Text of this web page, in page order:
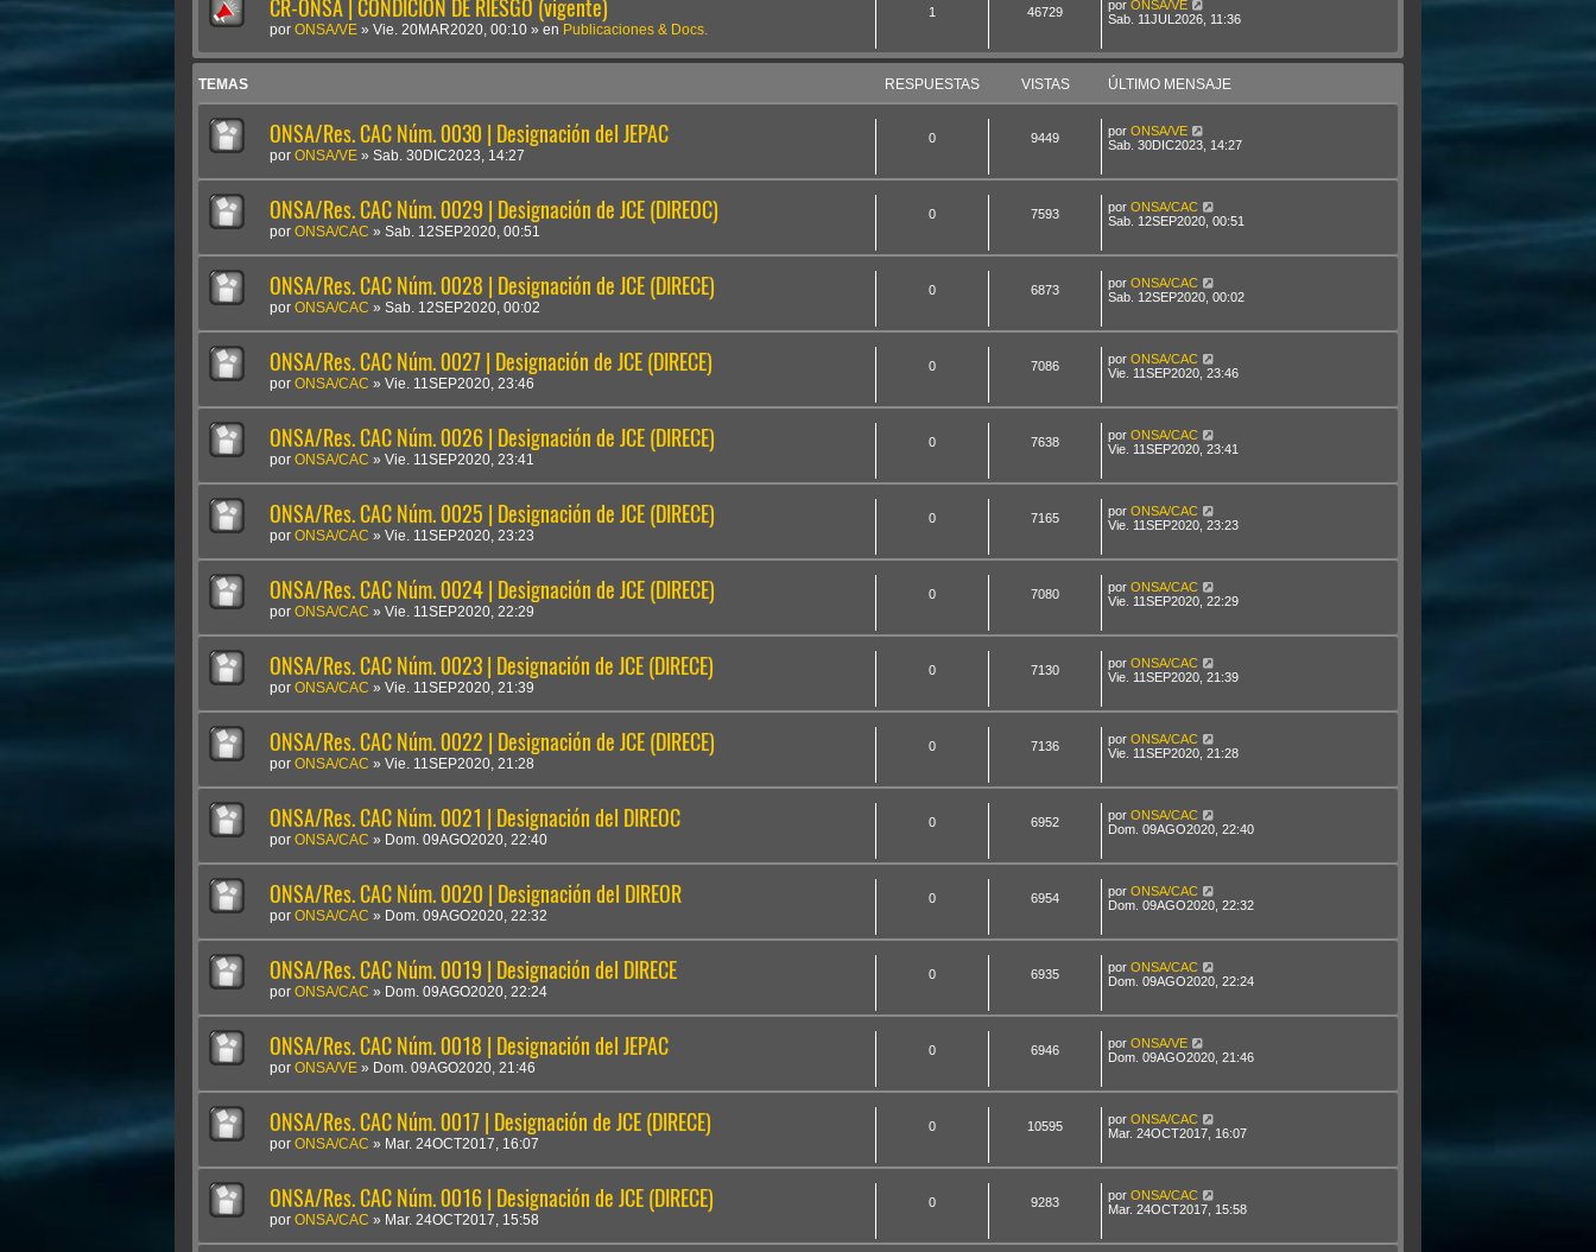
CR-ONSA | CONDICIÓN DE RIESGO (vigente)
por ONSA/VE » Vie. 20MAR2020, 00:10 » en Publicaciones & Docs.
1 46729 por ONSA/VE
Sab. 11JUL2026, 11:36
TEMAS RESPUESTAS VISTAS ÚLTIMO MENSAJE
ONSA/Res. CAC Núm. 0030 | Designación del JEPAC
por ONSA/VE » Sab. 30DIC2023, 14:27
0 9449 por ONSA/VE
Sab. 30DIC2023, 14:27
ONSA/Res. CAC Núm. 0029 | Designación de JCE (DIREOC)
por ONSA/CAC » Sab. 12SEP2020, 00:51
0 7593 por ONSA/CAC
Sab. 12SEP2020, 00:51
ONSA/Res. CAC Núm. 0028 | Designación de JCE (DIRECE)
por ONSA/CAC » Sab. 12SEP2020, 00:02
0 6873 por ONSA/CAC
Sab. 12SEP2020, 00:02
ONSA/Res. CAC Núm. 0027 | Designación de JCE (DIRECE)
por ONSA/CAC » Vie. 11SEP2020, 23:46
0 7086 por ONSA/CAC
Vie. 11SEP2020, 23:46
ONSA/Res. CAC Núm. 0026 | Designación de JCE (DIRECE)
por ONSA/CAC » Vie. 11SEP2020, 23:41
0 7638 por ONSA/CAC
Vie. 11SEP2020, 23:41
ONSA/Res. CAC Núm. 0025 | Designación de JCE (DIRECE)
por ONSA/CAC » Vie. 11SEP2020, 23:23
0 7165 por ONSA/CAC
Vie. 11SEP2020, 23:23
ONSA/Res. CAC Núm. 0024 | Designación de JCE (DIRECE)
por ONSA/CAC » Vie. 11SEP2020, 22:29
0 7080 por ONSA/CAC
Vie. 11SEP2020, 22:29
ONSA/Res. CAC Núm. 0023 | Designación de JCE (DIRECE)
por ONSA/CAC » Vie. 11SEP2020, 21:39
0 7130 por ONSA/CAC
Vie. 11SEP2020, 21:39
ONSA/Res. CAC Núm. 0022 | Designación de JCE (DIRECE)
por ONSA/CAC » Vie. 11SEP2020, 21:28
0 7136 por ONSA/CAC
Vie. 11SEP2020, 21:28
ONSA/Res. CAC Núm. 0021 | Designación del DIREOC
por ONSA/CAC » Dom. 09AGO2020, 22:40
0 6952 por ONSA/CAC
Dom. 09AGO2020, 22:40
ONSA/Res. CAC Núm. 0020 | Designación del DIREOR
por ONSA/CAC » Dom. 09AGO2020, 22:32
0 6954 por ONSA/CAC
Dom. 09AGO2020, 22:32
ONSA/Res. CAC Núm. 0019 | Designación del DIRECE
por ONSA/CAC » Dom. 09AGO2020, 22:24
0 6935 por ONSA/CAC
Dom. 09AGO2020, 22:24
ONSA/Res. CAC Núm. 0018 | Designación del JEPAC
por ONSA/VE » Dom. 09AGO2020, 21:46
0 6946 por ONSA/VE
Dom. 09AGO2020, 21:46
ONSA/Res. CAC Núm. 0017 | Designación de JCE (DIRECE)
por ONSA/CAC » Mar. 24OCT2017, 16:07
0 10595 por ONSA/CAC
Mar. 24OCT2017, 16:07
ONSA/Res. CAC Núm. 0016 | Designación de JCE (DIRECE)
por ONSA/CAC » Mar. 24OCT2017, 15:58
0 9283 por ONSA/CAC
Mar. 24OCT2017, 15:58